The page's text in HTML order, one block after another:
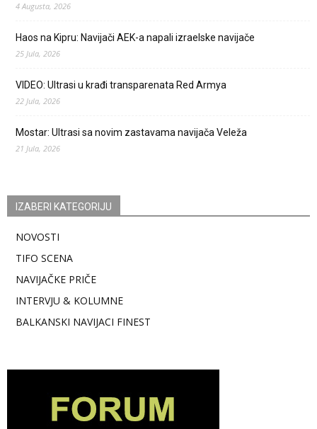
4 Augusta, 2026
Haos na Kipru: Navijači AEK-a napali izraelske navijače
25 Jula, 2026
VIDEO: Ultrasi u krađi transparenata Red Armya
22 Jula, 2026
Mostar: Ultrasi sa novim zastavama navijača Veleža
21 Jula, 2026
IZABERI KATEGORIJU
NOVOSTI
TIFO SCENA
NAVIJAČKE PRIČE
INTERVJU & KOLUMNE
BALKANSKI NAVIJACI FINEST